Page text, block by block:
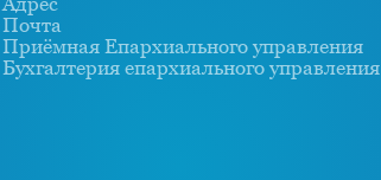
Почта
Приёмная Епархиального управления
Бухгалтерия епархиального управления